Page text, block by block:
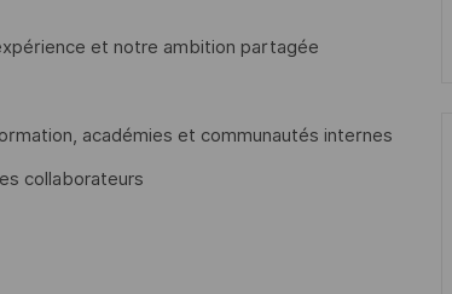
et notre ambition partagée
académies et communautés internes
collaborateurs